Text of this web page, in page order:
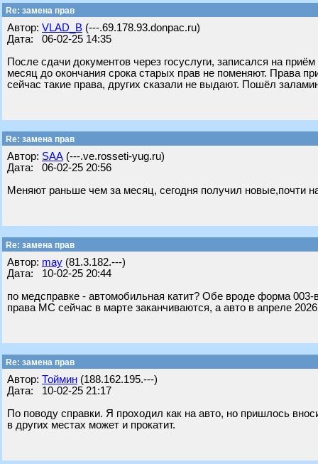
Re: замена прав
Автор: VLAD_B (---.69.178.93.donpac.ru)
Дата: 06-02-25 14:35
После сдачи документов через госуслуги, записался на
месяц до окончания срока старых прав не поменяют. Права
сейчас такие права, других сказали не выдают. Пошëл
Re: замена прав
Автор: SAA (---.ve.rosseti-yug.ru)
Дата: 06-02-25 20:56
Меняют раньше чем за месяц, сегодня получил новые,почти
Re: замена прав
Автор: may (81.3.182.---)
Дата: 10-02-25 20:44
по медсправке - автомобильная катит? Обе вроде форма 003-
права МС сейчас в марте заканчиваются, а авто в апреле
Re: замена прав
Автор: Тоймин (188.162.195.---)
Дата: 10-02-25 21:17
По поводу справки. Я проходил как на авто, но пришлось
в других местах может и прокатит.